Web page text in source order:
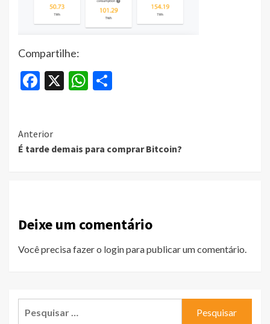
Compartilhe:
Facebook
X WhatsApp
Continue
Reading
Anterior
É tarde demais para comprar Bitcoin?
Deixe um comentário
Você precisa fazer o loginpara publicar um comentário.